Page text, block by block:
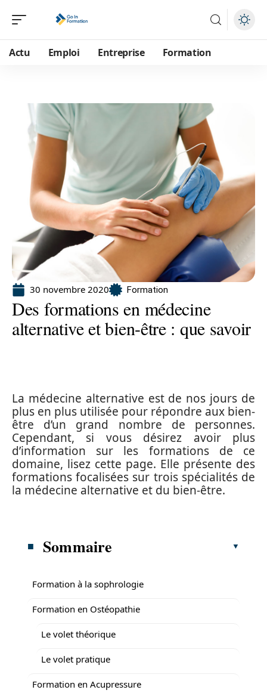
Actu Emploi Entreprise Formation
30 novembre 2020 Formation
Des formations en médecine
alternative et bien-être : que savoir
La médecine alternative est de nos jours de
plus en plus utilisée pour répondre aux bien-
être d’un grand nombre de personnes.
Cependant, si vous désirez avoir plus
d’information sur les formations de ce
domaine, lisez cette page. Elle présente des
formations focalisées sur trois spécialités de
la médecine alternative et du bien-être.
Sommaire
Formation à la sophrologie
Formation en Ostéopathie
Le volet théorique
Le volet pratique
Formation en Acupressure